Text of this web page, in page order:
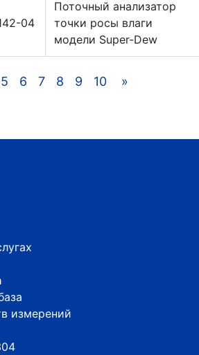
04
Поточный анализатор
точки росы влаги
модели Super-Dew
5 6 7 8 9 10 »
измерений